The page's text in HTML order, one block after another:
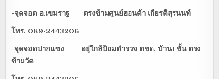
-จุดจอด อ.เขมราฐ ตรงข้ามศูนย์ฮอนด้า เกียรติสุรนนท์
โทร. 089-2443206
-จุดจอดปากแซง อยู่ใกล้ป้อมตำรวจ ตชด. บ้าน1 ชั้น ตรง
ข้ามวัด